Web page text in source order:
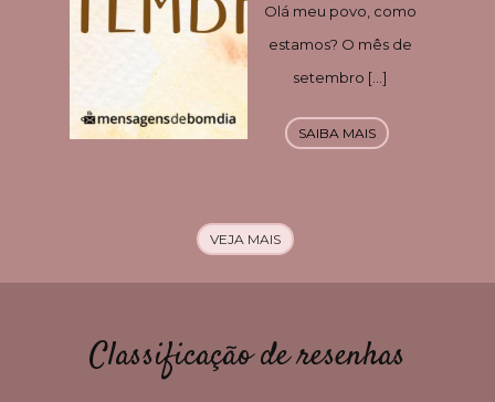
Olá meu povo, como
estamos? O mês de
setembro […]
SAIBA MAIS
VEJA MAIS
Classificação de resenhas